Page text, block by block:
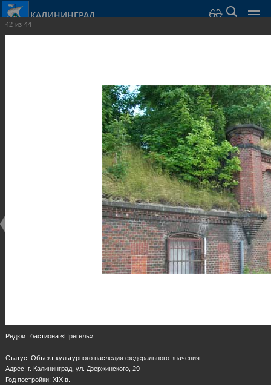
КАЛИНИНГРАД
Достопримечательности
Оборонительные сооружения и городские ворота
42 из 44
Редюит бастиона «Прегель»
Статус: Объект культурного наследия федерального значения
Адрес: г. Калининград, ул. Дзержинского, 29
Год постройки: XIX в.